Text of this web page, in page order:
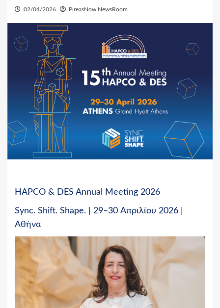
02/04/2026 PireasNow NewsRoom
HAPCO & DES Annual Meeting 2026
Sync. Shift. Shape. | 29–30 Απριλίου 2026 |
Αθήνα